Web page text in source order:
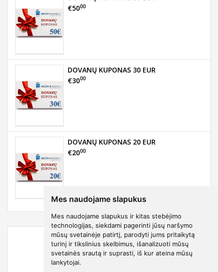
Mes naudojame slapukus
Mes naudojame slapukus ir kitas stebėjimo
technologijas, siekdami pagerinti jūsų naršymo
mūsų svetainėje patirtį, parodyti jums pritaikytą
turinį ir tikslinius skelbimus, išanalizuoti mūsų
svetainės srautą ir suprasti, iš kur ateina mūsų
lankytojai.
€5000
DOVANŲ KUPONAS 30 EUR
€3000
DOVANŲ KUPONAS 20 EUR
€2000